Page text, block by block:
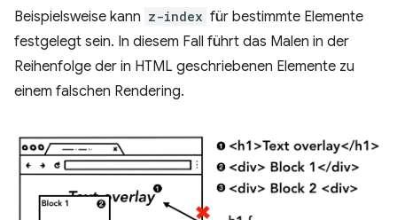
Beispielsweise kann z-index für bestimmte Elemente
festgelegt sein. In diesem Fall führt das Malen in der
Reihenfolge der in HTML geschriebenen Elemente zu
einem falschen Rendering.